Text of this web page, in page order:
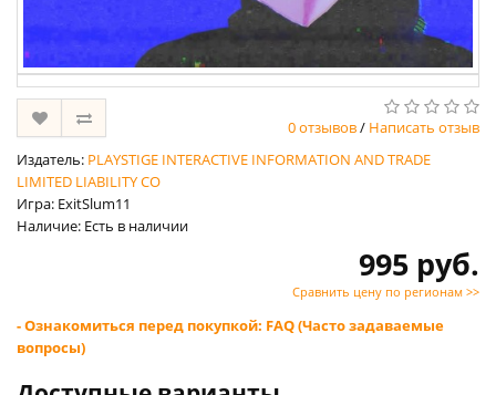
0 отзывов/ Написать отзыв
Издатель: PLAYSTIGE INTERACTIVE INFORMATION AND TRADE
LIMITED LIABILITY CO
Игра: ExitSlum11
Наличие: Есть в наличии
995 руб.
Сравнить цену по регионам >>
- Ознакомиться перед покупкой: FAQ (Часто задаваемые
вопросы)